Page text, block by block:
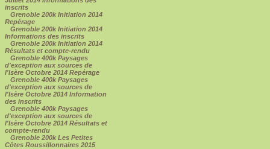
inscrits
Grenoble 200k Initiation 2014
Repérage
Grenoble 200k Initiation 2014
Informations des inscrits
Grenoble 200k Initiation 2014
Résultats et compte-rendu
Grenoble 400k Paysages
d'exception aux sources de
l'Isère Octobre 2014 Repérage
Grenoble 400k Paysages
d'exception aux sources de
l'Isère Octobre 2014 Information
des inscrits
Grenoble 400k Paysages
d'exception aux sources de
l'Isère Octobre 2014 Résultats et
compte-rendu
Grenoble 200k Les Petites
Côtes Roussillonnaires 2015